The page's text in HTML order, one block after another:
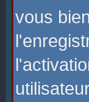
vous